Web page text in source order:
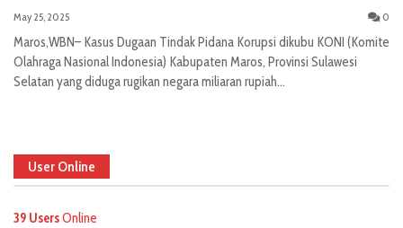
May 25, 2025 0
Maros,WBN– Kasus Dugaan Tindak Pidana Korupsi dikubu KONI (Komite
Olahraga Nasional Indonesia) Kabupaten Maros, Provinsi Sulawesi
Selatan yang diduga rugikan negara miliaran rupiah...
User Online
39 UsersOnline